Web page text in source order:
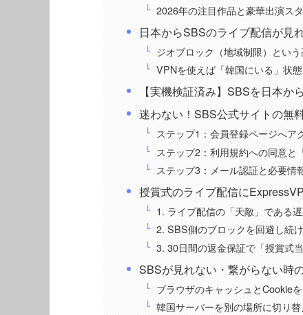
2026年の注目作品と豪華出演ス
日本からSBSのライブ配信が見
ジオブロック（地域制限）とい
VPNを使えば「韓国にいる」状
【実機検証済み】SBSを日本か
迷わない！SBS公式サイトの無
ステップ1：会員登録ページへア
ステップ2：利用規約への同意と
ステップ3：メール認証と必要情
授賞式のライブ配信に
1. ライブ配信の「天敵」である
2. SBS側のブロックを回避し続
3. 30日間の返金保証で「授賞式
SBSが見れない・繋がらない時
ブラウザのキャッシュとCookie
韓国サーバーを別の場所に切り